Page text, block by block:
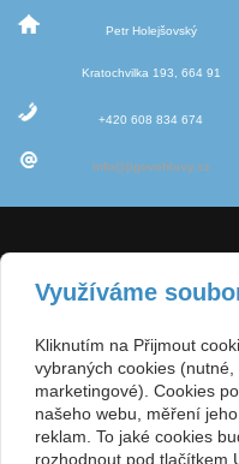
Petr Holejšovský
Kratochvilka 193, 664 91
+420 608 834 674
info@jigovehlavy.cz
Využíváme
Kliknutím na Přijmout
vybraných cookies
marketingové). Cookies
našeho webu, měření
reklam. To jaké cookies
rozhodnout pod tlačítkem